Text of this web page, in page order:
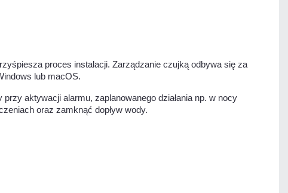
proces instalacji. Zarządzanie czujką odbywa się za
lub macOS.
aktywacji alarmu, zaplanowanego działania np. w nocy
oraz zamknąć dopływ wody.